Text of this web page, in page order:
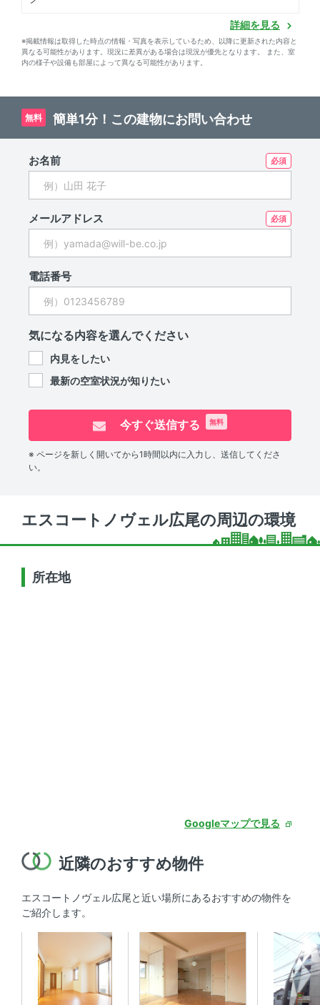
詳細を見る
※掲載情報は取得した時点の情報・写真を表示しているため、以降に更新された内容と
異なる可能性があります。現況に差異がある場合は現況が優先となります。 また、室
内の様子や設備も部屋によって異なる可能性があります。
無料 簡単1分！この建物にお問い合わせ
お名前
メールアドレス
電話番号
気になる内容を選んでください
内見をしたい
最新の空室状況が知りたい
今すぐ送信する 無料
※ ページを新しく開いてから1時間以内に入力し、送信してくださ
い。
エスコートノヴェル広尾の周辺の環境
所在地
Googleマップで見る
近隣のおすすめ物件
エスコートノヴェル広尾と近い場所にあるおすすめの物件を
ご紹介します。